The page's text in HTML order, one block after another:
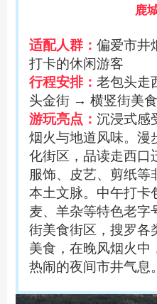
鹿
适配人群： 偏爱市井
打卡的休闲游客
行程安排： 老包头走
头金街 → 横竖街美
游玩亮点： 沉浸式感
烟火与地道风味。漫
化街区，品读走西口
服饰、皮艺、剪纸等
本土文脉。中午打卡
麦、羊杂等特色老字
街美食街区，搜罗各
美食，在晚风烟火中
热闹的夜间市井气息。